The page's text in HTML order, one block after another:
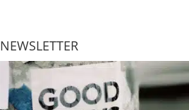
NEWSLETTER